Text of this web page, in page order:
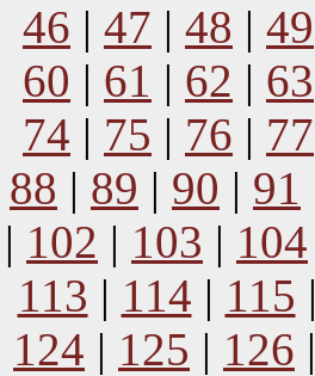
46 | 47 | 48 | 49
60 | 61 | 62 | 63
74 | 75 | 76 | 77
88 | 89 | 90 | 91
| 102 | 103 | 104
113 | 114 | 115 |
124 | 125 | 126 |